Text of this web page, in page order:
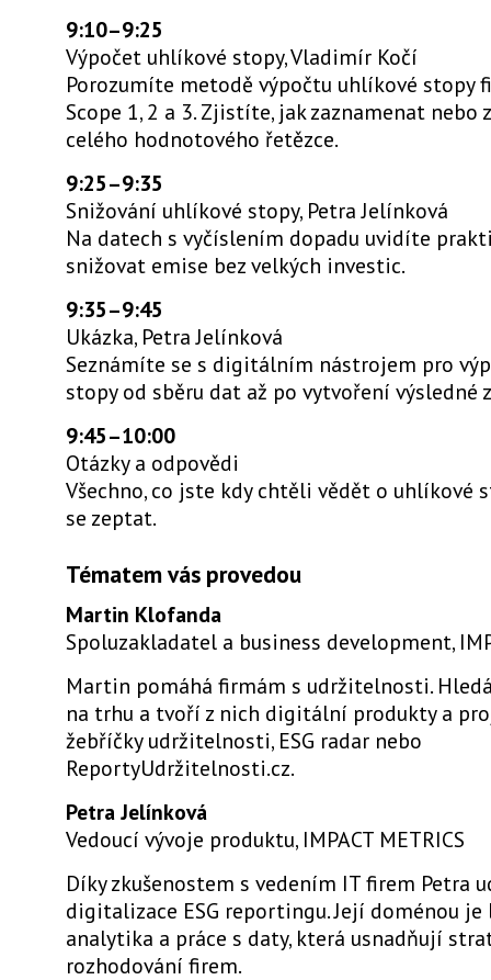
9:10–9:25
Výpočet uhlíkové stopy, Vladimír Kočí
Porozumíte metodě výpočtu uhlíkové stopy
Scope 1, 2 a 3. Zjistíte, jak zaznamenat nebo
celého hodnotového řetězce.
9:25–9:35
Snižování uhlíkové stopy, Petra Jelínková
Na datech s vyčíslením dopadu uvidíte
snižovat emise bez velkých investic.
9:35–9:45
Ukázka, Petra Jelínková
Seznámíte se s digitálním nástrojem pro
stopy od sběru dat až po vytvoření výsledné
9:45–10:00
Otázky a odpovědi
Všechno, co jste kdy chtěli vědět o uhlíkové
se zeptat.
Tématem vás provedou
Martin Klofanda
Spoluzakladatel a business development,
Martin pomáhá firmám s udržitelnosti.
na trhu a tvoří z nich digitální produkty a
žebříčky udržitelnosti, ESG radar nebo
ReportyUdržitelnosti.cz.
Petra Jelínková
Vedoucí vývoje produktu, IMPACT METRICS
Díky zkušenostem s vedením IT firem Petra
digitalizace ESG reportingu. Její doménou je
analytika a práce s daty, která usnadňují
rozhodování firem.